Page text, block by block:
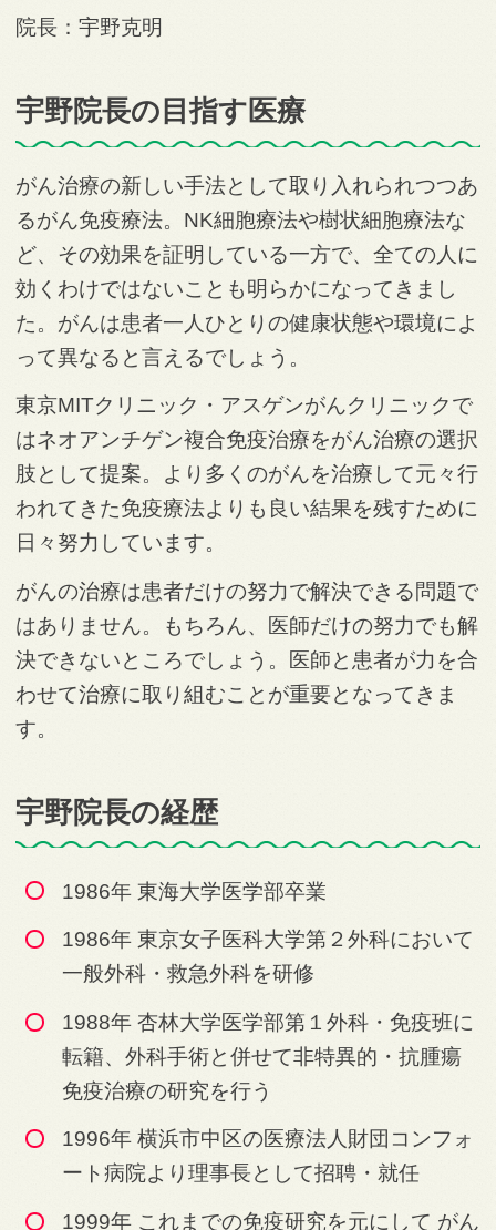
院長：宇野克明
宇野院長の目指す医療
がん治療の新しい手法として取り入れられつつあ
るがん免疫療法。NK細胞療法や樹状細胞療法な
ど、その効果を証明している一方で、全ての人に
効くわけではないことも明らかになってきまし
た。がんは患者一人ひとりの健康状態や環境によ
って異なると言えるでしょう。
東京MITクリニック・アスゲンがんクリニックで
はネオアンチゲン複合免疫治療をがん治療の選択
肢として提案。より多くのがんを治療して元々行
われてきた免疫療法よりも良い結果を残すために
日々努力しています。
がんの治療は患者だけの努力で解決できる問題で
はありません。もちろん、医師だけの努力でも解
決できないところでしょう。医師と患者が力を合
わせて治療に取り組むことが重要となってきま
す。
宇野院長の経歴
1986年 東海大学医学部卒業
1986年 東京女子医科大学第２外科において
一般外科・救急外科を研修
1988年 杏林大学医学部第１外科・免疫班に
転籍、外科手術と併せて非特異的・抗腫瘍
免疫治療の研究を行う
1996年 横浜市中区の医療法人財団コンフォ
ート病院より理事長として招聘・就任
1999年 これまでの免疫研究を元にして がん